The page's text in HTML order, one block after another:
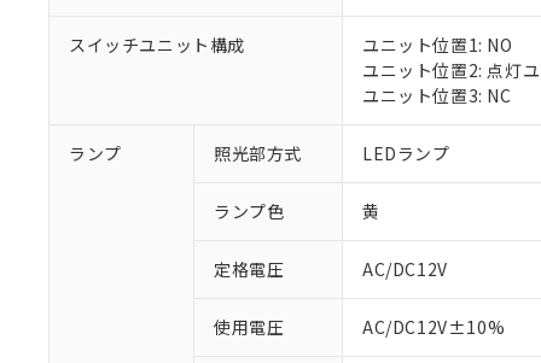
スイッチユニット構成
ユニット位置1: NO
ユニット位置2: 点灯
ユニット位置3: NC
ランプ 照光部方式 LEDランプ
ランプ色 黄
定格電圧 AC/DC12V
使用電圧 AC/DC12V±10%
※1 対応状況